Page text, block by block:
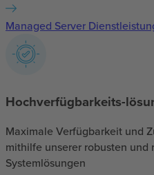
Managed Server
Hochverfügbarkeits-
Maximale Verfügbarkeit und
mithilfe unserer robusten
Systemlösungen